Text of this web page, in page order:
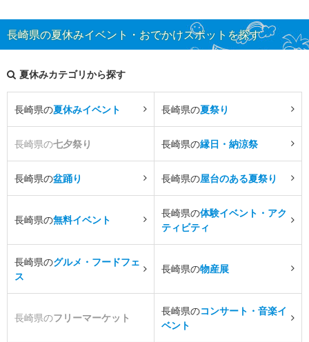
長崎県の夏休みイベント・おでかけスポットを探す
夏休みカテゴリから探す
長崎県の夏休みイベント 長崎県の夏祭り
長崎県の七夕祭り 長崎県の縁日・納涼祭
長崎県の盆踊り 長崎県の屋台のある夏祭り
長崎県の無料イベント
長崎県の体験イベント・アク
ティビティ
長崎県のグルメ・フードフェ
ス
長崎県の物産展
長崎県のフリーマーケット
長崎県のコンサート・音楽イ
ベント